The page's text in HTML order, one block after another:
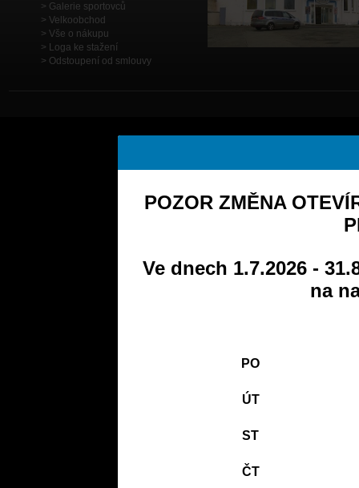
Galerie sportovců
Velkoobchod
Vše o nákupu
Loga ke stažení
Odstoupení od smlouvy
POZOR ZMĚNA
Ve dnech 1.7.2026 -
na
PO
ÚT
ST
ČT